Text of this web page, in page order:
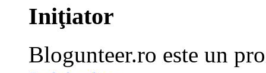
Iniţiator
Blogunteer.ro este un